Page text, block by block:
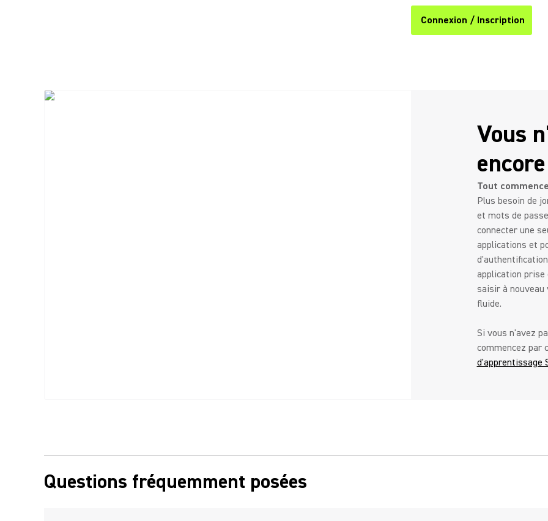
Connexion / Inscription
Vous
Tout
Plus besoin de
et mots de
connecter une
applications et
application prise
saisir à nouveau
fluide.
Si vous n'avez
commencez par
d'apprentissage
Questions fréquemment posées